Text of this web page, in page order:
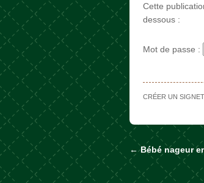
Cette
dessous :
Mot de passe :
CRÉER UN
Naviguer
←Bébé nageur